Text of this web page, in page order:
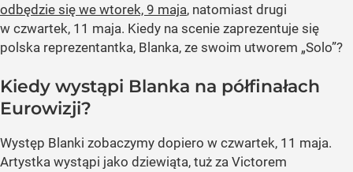
odbędzie się we wtorek, 9 maja, natomiast drugi
w czwartek, 11 maja. Kiedy na scenie zaprezentuje się
polska reprezentantka, Blanka, ze swoim utworem „Solo”?
Kiedy wystąpi Blanka na półfinałach
Eurowizji?
Występ Blanki zobaczymy dopiero w czwartek, 11 maja.
Artystka wystąpi jako dziewiąta, tuż za Victorem